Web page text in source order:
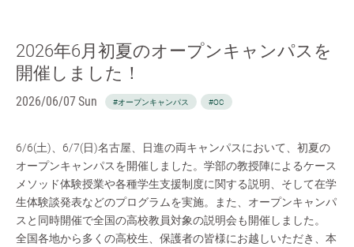
2026年6月初夏のオープンキャンパスを
開催しました！
2026/06/07 Sun #オープンキャンパス #OC
6/6(土)、6/7(日)名古屋、日進の両キャンパスにおいて、初夏の
オープンキャンパスを開催しました。学部の教授陣によるケース
メソッド体験授業や各種学生支援制度に関する説明、そして在学
生体験談発表などのプログラムを実施。また、オープンキャンパ
スと同時開催で全国の高校教員対象の説明会も開催しました。
全国各地から多くの高校生、保護者の皆様にお越しいただき、本